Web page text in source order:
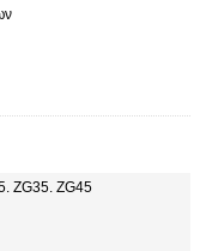
ZG35. ZG45